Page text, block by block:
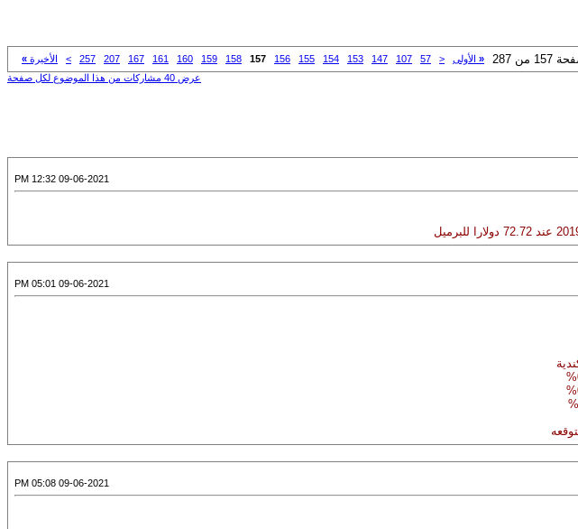
157 من 287 « الأولى <
57
107
147
153
154
155
156
157
158
159
160
161
167
207
257
> الأخيرة »
عرض 40 مشاركات من هذا الموضوع لكل صفحة
09-06-2021 12:32 PM
09-06-2021 05:01 PM
09-06-2021 05:08 PM